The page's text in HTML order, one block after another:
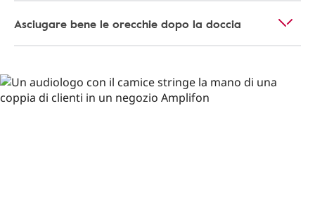
Asciugare bene le orecchie dopo la doccia